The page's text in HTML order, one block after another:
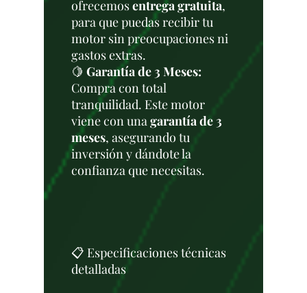
ofrecemosentrega gratuita,
para que puedas recibir tu
motor sin preocupaciones ni
gastos extras.
🍋 Garantía de 3 Meses:
Compra con total
tranquilidad. Este motor
viene con unagarantía de 3
meses, asegurando tu
inversión y dándote la
confianza que necesitas.
📋 Especificaciones técnicas
detalladas